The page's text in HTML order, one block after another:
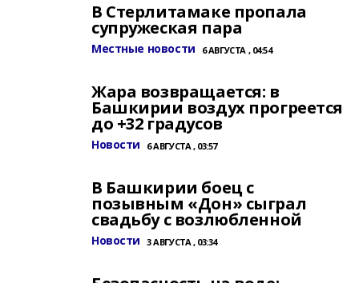
В Стерлитамаке пропала
супружеская пара
Местные новости 6 АВГУСТА , 04:54
Жара возвращается: в
Башкирии воздух прогреется
до +32 градусов
Новости 6 АВГУСТА , 03:57
В Башкирии боец с
позывным «Дон» сыграл
свадьбу с возлюбленной
Новости 3 АВГУСТА , 03:34